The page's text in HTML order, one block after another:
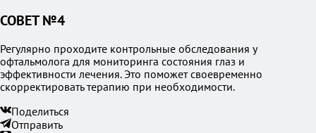
СОВЕТ №4
Регулярно проходите контрольные обследования у
офтальмолога для мониторинга состояния глаз и
эффективности лечения. Это поможет своевременно
скорректировать терапию при необходимости.
Поделиться
Отправить